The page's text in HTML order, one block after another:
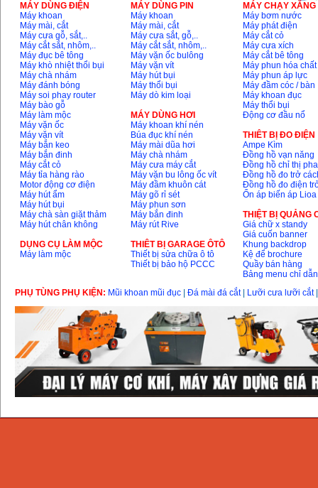
MÁY DÙNG ĐIỆN
Máy khoan
Máy mài, cắt
Máy cưa gỗ, sắt,..
Máy cắt sắt, nhôm,..
Máy đục bê tông
Máy khò nhiệt thổi bụi
Máy chà nhám
Máy đánh bóng
Máy soi phay router
Máy bào gỗ
Máy làm mộc
Máy vặn ốc
Máy vặn vít
Máy bắn keo
Máy bắn đinh
Máy cắt cỏ
Máy tỉa hàng rào
Motor động cơ điện
Máy hút ẩm
Máy hút bụi
Máy chà sàn giặt thảm
Máy hút chân không
DỤNG CỤ LÀM MỘC
Máy làm mộc
MÁY DÙNG PIN
Máy khoan
Máy mài, cắt
Máy cưa sắt, gỗ,..
Máy cắt sắt, nhôm,..
Máy vặn ốc bulông
Máy vặn vít
Máy hút bụi
Máy thổi bụi
Máy dò kim loại
MÁY DÙNG HƠI
Máy khoan khí nén
Búa đục khí nén
Máy mài dũa hơi
Máy chà nhám
Máy cưa máy cắt
Máy vặn bu lông ốc vít
Máy đầm khuôn cát
Máy gõ rỉ sét
Máy phun sơn
Máy bắn đinh
Máy rút Rive
THIÊT BỊ GARAGE ÔTÔ
Thiết bị sửa chữa ô tô
Thiết bị bảo hộ PCCC
MÁY CHẠY
Máy bơm nước
Máy phát điện
Máy cắt cỏ
Máy cưa xích
Máy cắt bê tông
Máy phun hóa chất
Máy phun áp lực
Máy đầm cóc / bàn
Máy khoan đục
Máy thổi bụi
Động cơ đầu nổ
THIÊT BỊ ĐO ĐIỆN
Ampe Kìm
Đồng hồ vạn năng
Đồng hồ chỉ thị pha
Đồng hồ đo trở
Đồng hồ đo điện
Ổn áp biến áp Lioa
THIỆT BỊ QUẢNG
Giá chữ x standy
Giá cuốn banner
Khung backdrop
Kệ để brochure
Quầy bán hàng
Bảng menu chỉ dẫn
PHỤ TÙNG PHỤ KIỆN: Mũi khoan mũi đục Đá mài đá cắt| Lưỡi cưa lưỡi cắt